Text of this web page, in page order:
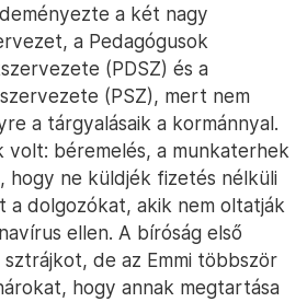
a két nagy
a Pedagógusok
(PDSZ) és a
(PSZ), mert nem
a tárgyalásaik a kormánnyal.
volt: béremelés, a munkaterhek
hogy ne küldjék fizetés nélküli
a dolgozókat, akik nem oltatják
ellen. A bíróság első
de az Emmi többször
hogy annak megtartása